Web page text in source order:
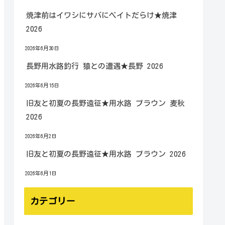
焼津前はイワシにサバにベイトだらけ★焼津
2026
2026年6月30日
長野用水路釣行 猿との遭遇★長野 2026
2026年6月15日
旧友と初夏の長野遠征★用水路 ブラウン 麦秋
2026
2026年6月2日
旧友と初夏の長野遠征★用水路 ブラウン 2026
2026年6月1日
カテゴリー